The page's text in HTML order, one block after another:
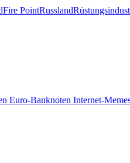
Fire PointRussland
Euro-Banknoten Internet-